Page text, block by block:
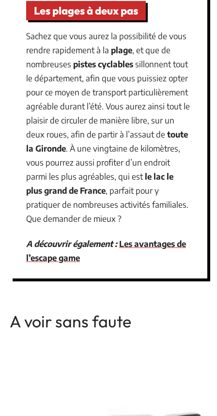
Les plages à deux pas
Sachez que vous aurez la possibilité de vous
rendre rapidement à la plage, et que de
nombreuses pistes cyclablessillonnent tout
le département, afin que vous puissiez opter
pour ce moyen de transport particulièrement
agréable durant l’été. Vous aurez ainsi tout le
plaisir de circuler de manière libre, sur un
deux roues, afin de partir à l’assaut de toute
la Gironde. À une vingtaine de kilomètres,
vous pourrez aussi profiter d’un endroit
parmi les plus agréables, qui est le lac le
plus grand de France, parfait pour y
pratiquer de nombreuses activités familiales.
Que demander de mieux ?
A découvrir également : Les avantages de
l’escape game
A voir sans faute